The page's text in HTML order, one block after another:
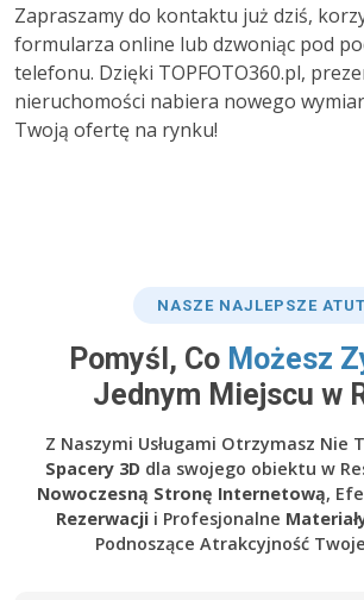
Zapraszamy do kontaktu już dziś,
formularza online lub dzwoniąc pod
telefonu. Dzięki TOPFOTO360.pl,
nieruchomości nabiera nowego
Twoją ofertę na rynku!
NASZE NAJLEPSZE
Pomyśl, Co Możesz
Jednym Miejscu w
Z Naszymi Usługami Otrzymasz Nie
Spacery 3D dla swojego obiektu w
Nowoczesną Stronę Internetową,
Rezerwacjii Profesjonalne
Podnoszące Atrakcyjność